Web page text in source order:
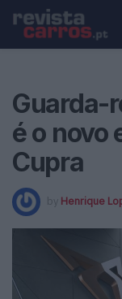
Guarda-
é o novo
Cupra
by Henrique